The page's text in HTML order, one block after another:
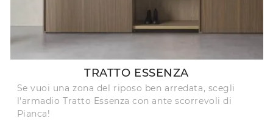
TRATTO ESSENZA
Se vuoi una zona del riposo ben arredata, scegli
l'armadio Tratto Essenza con ante scorrevoli di
Pianca!